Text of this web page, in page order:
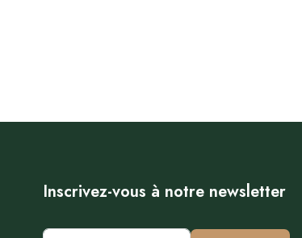
Inscrivez-vous à notre newsletter